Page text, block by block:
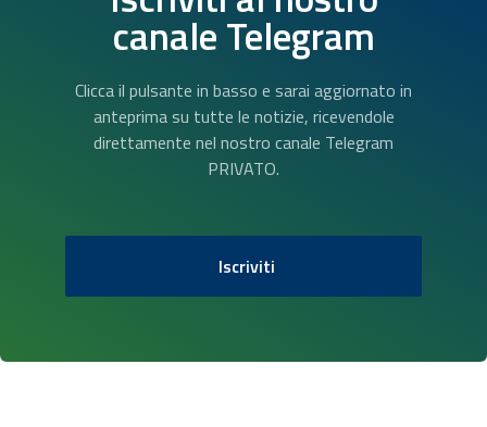
canale Telegram
Clicca il pulsante in basso e sarai aggiornato in
anteprima su tutte le notizie, ricevendole
direttamente nel nostro canale Telegram
PRIVATO.
Iscriviti